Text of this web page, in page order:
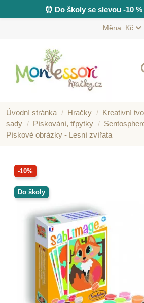
⏰ Do školy se slevou -10 %
Měna: Kč
Úvodní stránka Hračky Kreativní
sady
Pískování, třpytky
Pískové obrázky - Lesní zvířata
-10%
Do školy